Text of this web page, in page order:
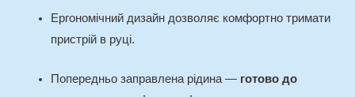
Ергономічний дизайн дозволяє комфортно тримати
пристрій в руці.
Попередньо заправлена рідина — готово до